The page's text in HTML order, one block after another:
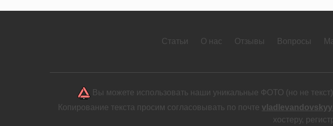
Статьи О нас Отзывы Вопросы
Вы можете использовать наши уникальные ФОТО (но не
Копирование текста просим согласовывать по почте
хостеру,